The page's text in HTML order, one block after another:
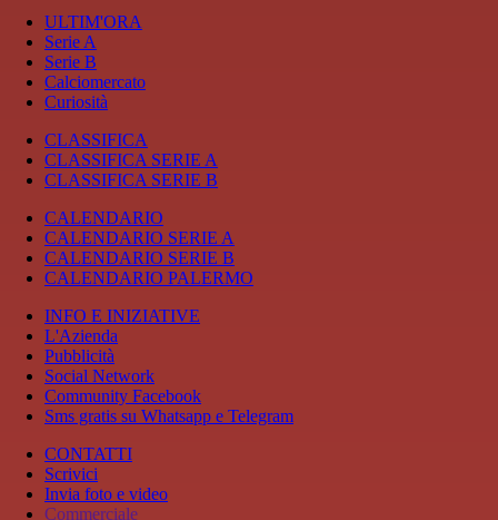
ULTIM'ORA
Serie A
Serie B
Calciomercato
Curiosità
CLASSIFICA
CLASSIFICA SERIE A
CLASSIFICA SERIE B
CALENDARIO
CALENDARIO SERIE A
CALENDARIO SERIE B
CALENDARIO PALERMO
INFO E INIZIATIVE
L'Azienda
Pubblicità
Social Network
Community Facebook
Sms gratis su Whatsapp e Telegram
CONTATTI
Scrivici
Invia foto e video
Commerciale